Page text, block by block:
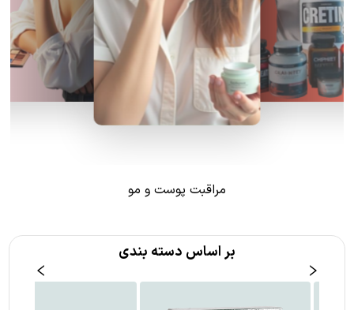
مراقبت پوست و مو
بر اساس دسته بندی